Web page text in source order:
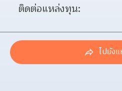
ติดต่อแหล่งทุน:
ไปยัง